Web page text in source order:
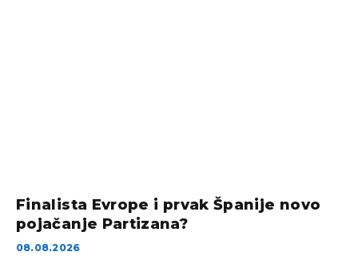
Finalista Evrope i prvak Španije novo
pojačanje Partizana?
08.08.2026